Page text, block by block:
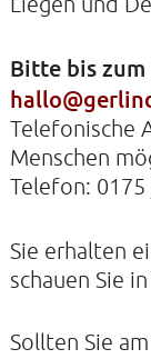
Bitte bis zum
Telefonische
Menschen
Telefon:
Sie erhalten
schauen Sie
Sollten Sie